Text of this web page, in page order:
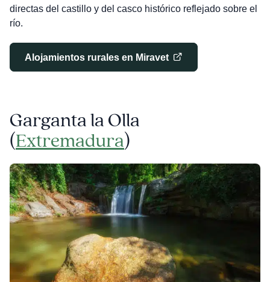
directas del castillo y del casco histórico reflejado sobre el
río.
Alojamientos rurales en Miravet
Garganta la Olla
(Extremadura)